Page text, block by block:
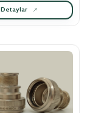
Detaylar